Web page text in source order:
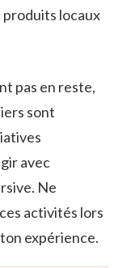
locaux
pas en reste,
sont
avec
Ne
activités lors
expérience.